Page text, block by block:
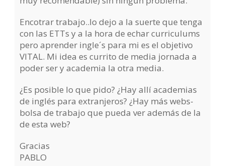
Encotrar trabajo..lo dejo a la suerte que tenga
con las ETTs y a la hora de echar curriculums
pero aprender ingle´s para mi es el objetivo
VITAL. Mi idea es currito de media jornada a
poder ser y academia la otra media.
¿Es posible lo que pido? ¿Hay allí academias
de inglés para extranjeros? ¿Hay más webs-
bolsa de trabajo que pueda ver además de la
de esta web?
Gracias
PABLO